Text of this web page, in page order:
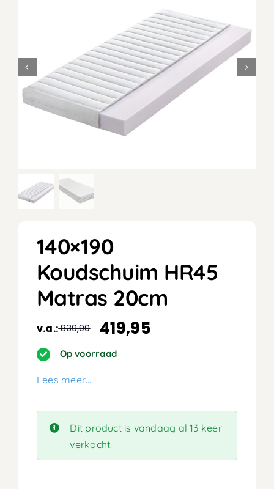
140×190
Koudschuim HR45
Matras 20cm
v.a.:839,90
Oorspronkelijke
prijs
was:
839,90.
419,95
Huidige
prijs
is:
419,95.
Op voorraad
Lees meer…
Dit product is vandaag al 13 keer
verkocht!